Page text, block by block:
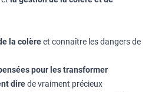
la colèreet connaître les dangers de
pour les transformer
direde vraiment précieux